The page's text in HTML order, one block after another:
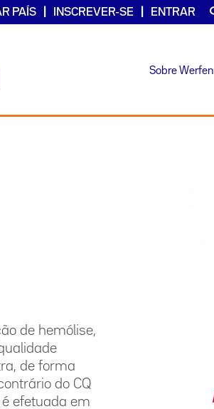
PAÍS INSCREVER-SE ENTRAR
Sobre Werfen
de hemólise,
de forma
do CQ
efetuada em